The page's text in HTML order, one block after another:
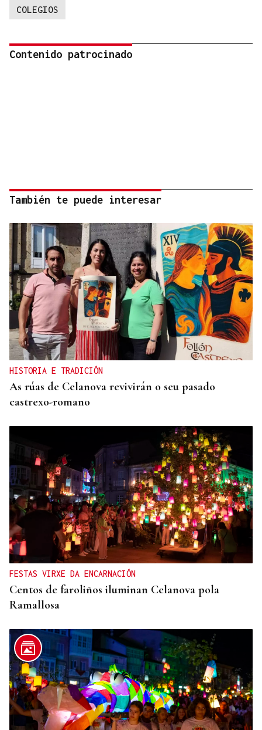
COLEGIOS
Contenido patrocinado
También te puede interesar
HISTORIA E TRADICIÓN
As rúas de Celanova revivirán o seu pasado
castrexo-romano
FESTAS VIRXE DA ENCARNACIÓN
Centos de faroliños iluminan Celanova pola
Ramallosa